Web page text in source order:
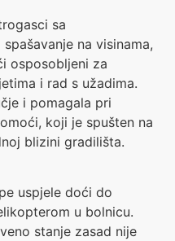
sa
na visinama,
osposobljeni za
i rad s užadima.
i pomagala pri
koji je spušten na
blizini gradilišta.
uspjele doći do
u bolnicu.
stanje zasad nije